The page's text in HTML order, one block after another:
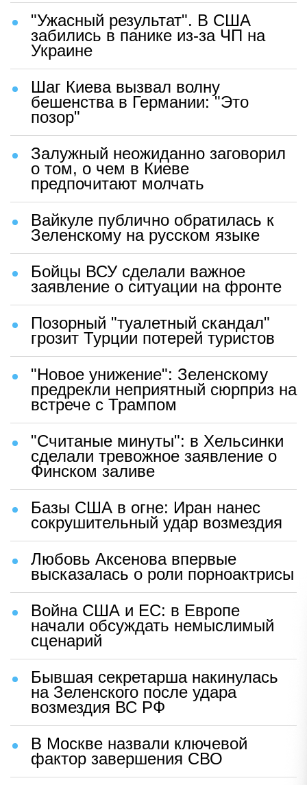
"Ужасный результат". В США
забились в панике из-за ЧП на
Украине
Шаг Киева вызвал волну
бешенства в Германии: "Это
позор"
Залужный неожиданно заговорил
о том, о чем в Киеве
предпочитают молчать
Вайкуле публично обратилась к
Зеленскому на русском языке
Бойцы ВСУ сделали важное
заявление о ситуации на фронте
Позорный "туалетный скандал"
грозит Турции потерей туристов
"Новое унижение": Зеленскому
предрекли неприятный сюрприз на
встрече с Трампом
"Считаные минуты": в Хельсинки
сделали тревожное заявление о
Финском заливе
Базы США в огне: Иран нанес
сокрушительный удар возмездия
Любовь Аксенова впервые
высказалась о роли порноактрисы
Война США и ЕС: в Европе
начали обсуждать немыслимый
сценарий
Бывшая секретарша накинулась
на Зеленского после удара
возмездия ВС РФ
В Москве назвали ключевой
фактор завершения СВО